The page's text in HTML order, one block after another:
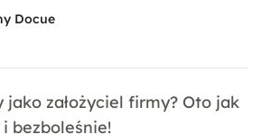
zmian w prawie.
Docue
jako założyciel firmy? Oto jak
bezboleśnie!